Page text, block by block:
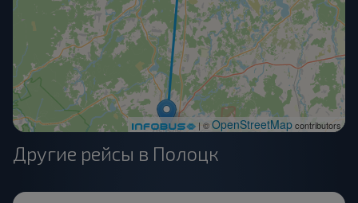
| ©OpenStreetMapcontributors
Другие рейсы в Полоцк